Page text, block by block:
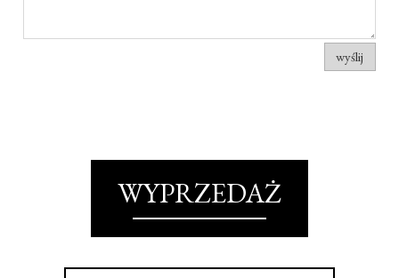
wyślij
WYPRZEDAŻ